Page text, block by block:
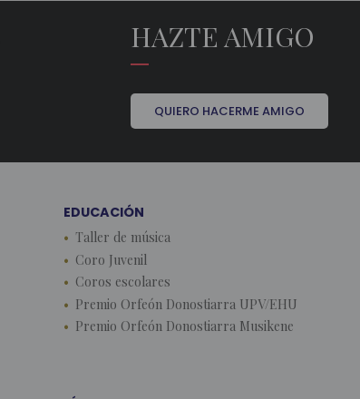
HAZTE AMIGO
QUIERO HACERME AMIGO
EDUCACIÓN
Taller de música
Coro Juvenil
Coros escolares
Premio Orfeón Donostiarra UPV/EHU
Premio Orfeón Donostiarra Musikene